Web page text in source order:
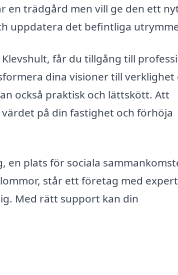
en trädgård men vill ge den ett
uppdatera det befintliga
får du tillgång till
dina visioner till verklighet
också praktisk och lättskött. Att
på din fastighet och förhöja
en plats för sociala
står ett företag med
Med rätt support kan din